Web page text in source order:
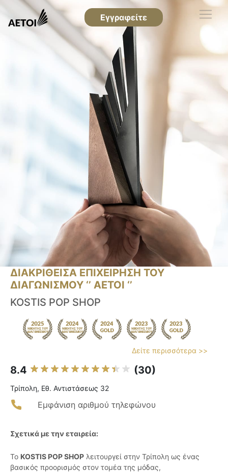
Εγγραφείτε
ΔΙΑΚΡΙΘΕΙΣΑ ΕΠΙΧΕΙΡΗΣΗ ΤΟΥ
ΔΙΑΓΩΝΙΣΜΟΥ ‘’ ΑΕΤΟΙ ‘’
KOSTIS POP SHOP
Δείτε περισσότερα >>
8.4 (30)
Τρίπολη, Εθ. Αντιστάσεως 32
Εμφάνιση αριθμού τηλεφώνου
Σχετικά με την εταιρεία:
Το KOSTIS POP SHOP λειτουργεί στην Τρίπολη ως ένας
βασικός προορισμός στον τομέα της μόδας,